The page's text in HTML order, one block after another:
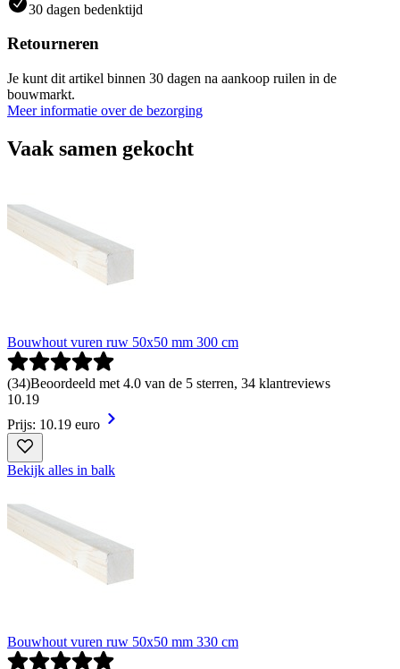
30 dagen bedenktijd
Retourneren
Je kunt dit artikel binnen 30 dagen na aankoop ruilen in de
bouwmarkt.
Meer informatie over de bezorging
Vaak samen gekocht
Bouwhout vuren ruw 50x50 mm 300 cm
(34)Beoordeeld met 4.0 van de 5 sterren, 34 klantreviews
10.19
Prijs: 10.19 euro
Bekijk alles in balk
Bouwhout vuren ruw 50x50 mm 330 cm